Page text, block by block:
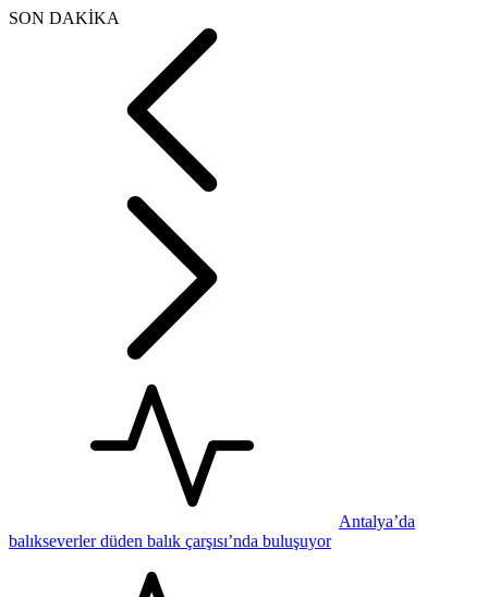
SON DAKİKA
Antalya’da
balıkseverler düden balık çarşısı’nda buluşuyor